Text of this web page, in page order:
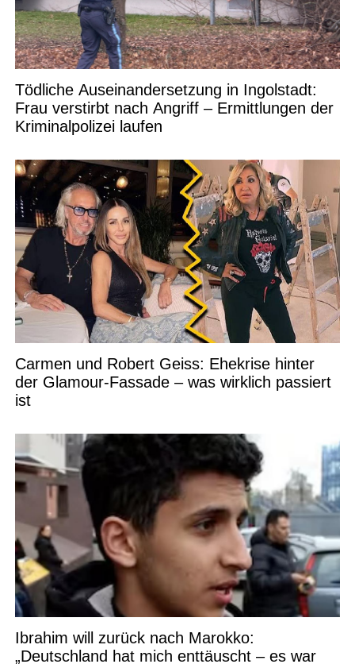
Tödliche Auseinandersetzung in Ingolstadt:
Frau verstirbt nach Angriff – Ermittlungen der
Kriminalpolizei laufen
Carmen und Robert Geiss: Ehekrise hinter
der Glamour-Fassade – was wirklich passiert
ist
Ibrahim will zurück nach Marokko:
„Deutschland hat mich enttäuscht – es war